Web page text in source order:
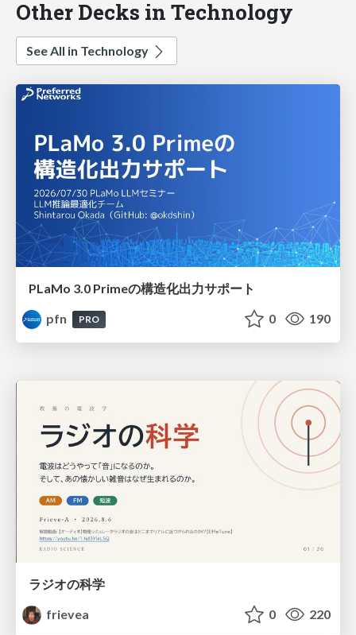
Other Decks in Technology
See All in Technology
PLaMo 3.0 Primeの構造化出力サポート
pfn
PRO 0 190
ラジオの科学
frievea
0 220